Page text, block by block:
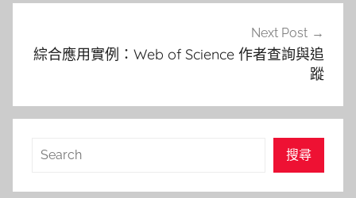
Next Post
綜合應用實例：Web of Science 作者查詢與追
蹤
搜
搜尋